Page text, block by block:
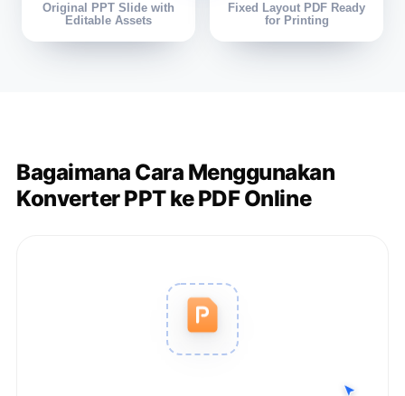
Original PPT Slide with
Editable Assets
Fixed Layout PDF Ready
for Printing
Bagaimana Cara Menggunakan
Konverter PPT ke PDF Online